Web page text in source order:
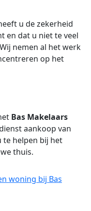
u de zekerheid
en dat u niet te veel
nemen al het werk
op het
Bas Makelaars
aankoop van
te helpen bij het
thuis.
woning bij Bas